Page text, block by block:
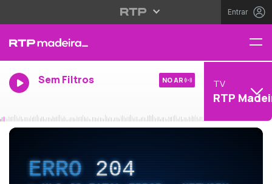
Entrar
Sem Filtros NO AR TV
RTP
ERRO204